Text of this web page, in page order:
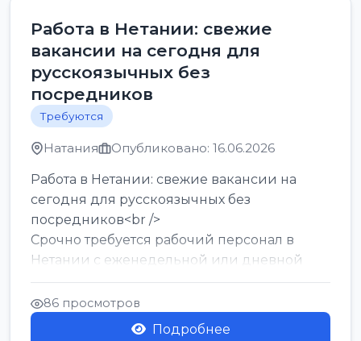
Работа в Нетании: свежие
вакансии на сегодня для
русскоязычных без
посредников
Требуются
Натания Опубликовано: 16.06.2026
Работа в Нетании: свежие вакансии на
сегодня для русскоязычных без
посредников<br />
Срочно требуется рабочий персонал в
Нетании с еженедельной или дневной
оплатой<br />
Свежие вакансии в Нетании дл...
86 просмотров
Подробнее